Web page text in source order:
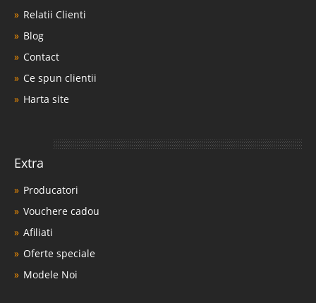
Relatii Clienti
Blog
Contact
Ce spun clientii
Harta site
Extra
Producatori
Vouchere cadou
Afiliati
Oferte speciale
Modele Noi